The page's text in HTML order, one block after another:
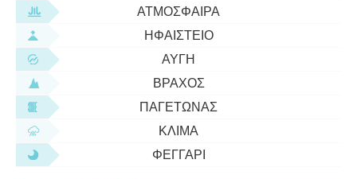
ΑΤΜΌΣΦΑΙΡΑ
ΗΦΑΊΣΤΕΙΟ
ΑΥΓΉ
ΒΡΆΧΟΣ
ΠΑΓΕΤΏΝΑΣ
ΚΛΊΜΑ
ΦΕΓΓΆΡΙ